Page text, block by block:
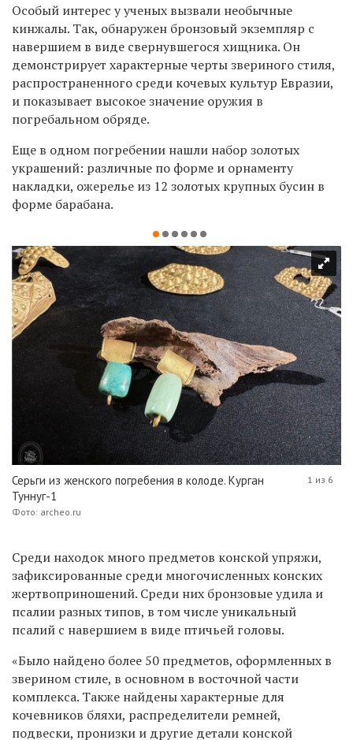
Особый интерес у ученых вызвали необычные
кинжалы. Так, обнаружен бронзовый экземпляр с
навершием в виде свернувшегося хищника. Он
демонстрирует характерные черты звериного стиля,
распространенного среди кочевых культур Евразии,
и показывает высокое значение оружия в
погребальном обряде.
Еще в одном погребении нашли набор золотых
украшений: различные по форме и орнаменту
накладки, ожерелье из 12 золотых крупных бусин в
форме барабана.
Серьги из женского погребения в колоде. Курган
Туннуг-1
Фото: archeo.ru
1 из 6
Среди находок много предметов конской упряжи,
зафиксированные среди многочисленных конских
жертвоприношений. Среди них бронзовые удила и
псалии разных типов, в том числе уникальный
псалий с навершием в виде птичьей головы.
«Было найдено более 50 предметов, оформленных в
зверином стиле, в основном в восточной части
комплекса. Также найдены характерные для
кочевников бляхи, распределители ремней,
подвески, пронизки и другие детали конской